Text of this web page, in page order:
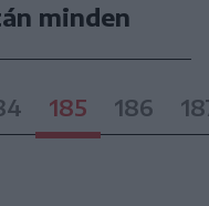
minden
185 186